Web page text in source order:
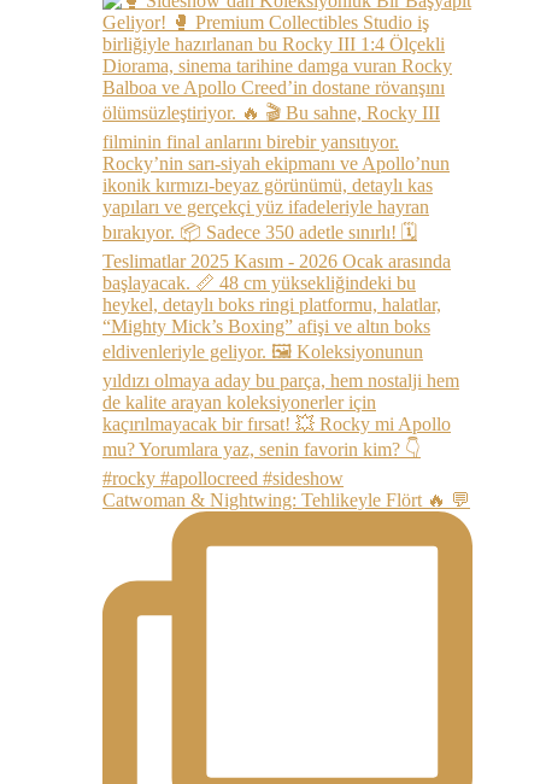
Catwoman & Nightwing: Tehlikeyle Flört 🔥 💬